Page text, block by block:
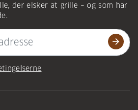
der elsker at grille – og som har
arrow_forward